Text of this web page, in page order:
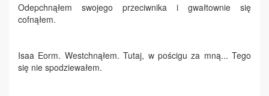
Odepchnąłem swojego przeciwnika i gwałtownie się
cofnąłem.
Isaa Eorm. Westchnąłem. Tutaj, w pościgu za mną... Tego
się nie spodziewałem.